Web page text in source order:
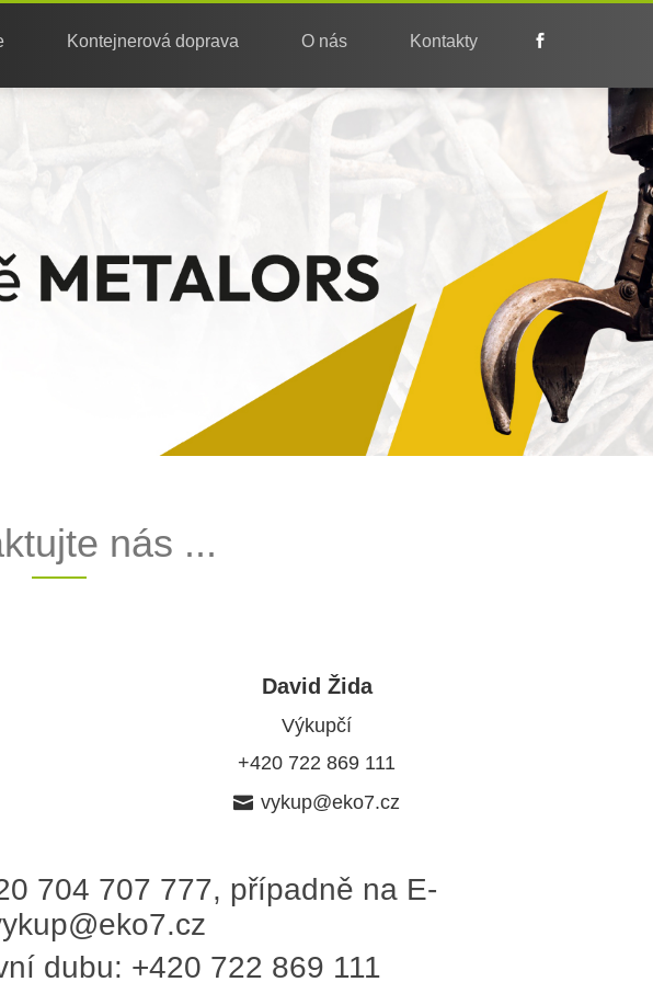
Kontejnerová doprava O nás Kontakty
nás ...
David Žida
Výkupčí
+420 722 869 111
vykup@eko7.cz
704 707 777, případně na E-
dubu: +420 722 869 111